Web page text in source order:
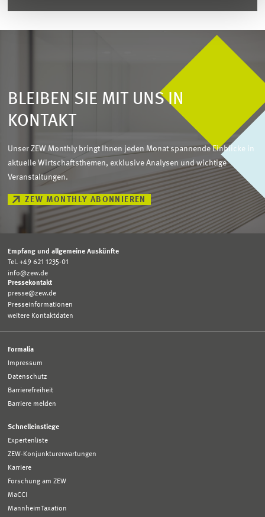
BLEIBEN SIE MIT UNS IN
KONTAKT
Unser ZEW Monthly bringt Ihnen jeden Monat spannende Einblicke in
aktuelle Wirtschaftsthemen, exklusive Analysen und wichtige
Veranstaltungen.
ZEW MONTHLY ABONNIEREN
Empfang und allgemeine Auskünfte
Tel. +49 621 1235-01
info@zew.de
Pressekontakt
presse@zew.de
Presseinformationen
weitere Kontaktdaten
Formalia
Impressum
Datenschutz
Barrierefreiheit
Barriere melden
Schnelleinstiege
Expertenliste
ZEW-Konjunkturerwartungen
Karriere
Forschung am ZEW
MaCCI
MannheimTaxation